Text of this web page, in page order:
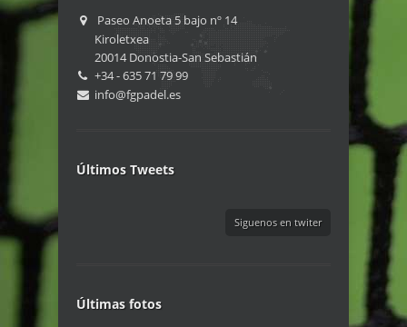
Paseo Anoeta 5 bajo nº 14
Kiroletxea
20014 Donostia-San Sebastián
+34 - 635 71 79 99
info@fgpadel.es
Últimos Tweets
Siguenos en twiter
Últimas fotos